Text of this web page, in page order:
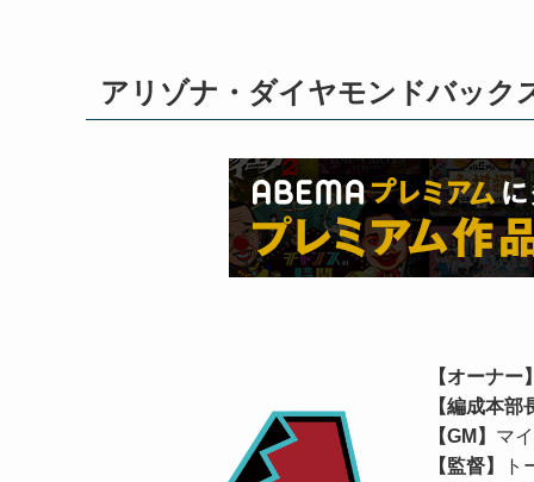
アリゾナ・ダイヤモンドバッ
【オーナー
【編成本部
【GM】 マ
【監督】
ト